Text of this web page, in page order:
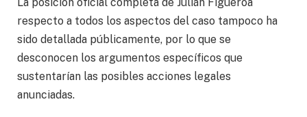
La posición oficial completa de Julián Figueroa
respecto a todos los aspectos del caso tampoco ha
sido detallada públicamente, por lo que se
desconocen los argumentos específicos que
sustentarían las posibles acciones legales
anunciadas.